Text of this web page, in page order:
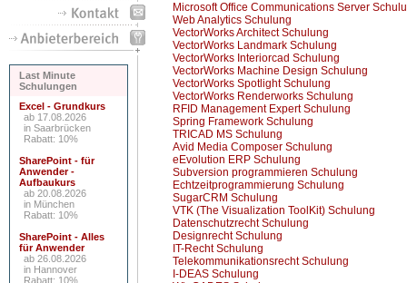
Last Minute
Schulungen
Excel - Grundkurs
ab 17.08.2026
in Saarbrücken
Rabatt: 10%
SharePoint - für
Anwender -
Aufbaukurs
ab 20.08.2026
in München
Rabatt: 10%
SharePoint - Alles
für Anwender
ab 26.08.2026
in Hannover
Rabatt: 10%
Microsoft Office Communications Server
Web Analytics Schulung
VectorWorks Architect Schulung
VectorWorks Landmark Schulung
VectorWorks Interiorcad Schulung
VectorWorks Machine Design Schulung
VectorWorks Spotlight Schulung
VectorWorks Renderworks Schulung
RFID Management Expert Schulung
Spring Framework Schulung
TRICAD MS Schulung
Avid Media Composer Schulung
eEvolution ERP Schulung
Subversion programmieren Schulung
Echtzeitprogrammierung Schulung
SugarCRM Schulung
VTK (The Visualization ToolKit) Schulung
Datenschutzrecht Schulung
Designrecht Schulung
IT-Recht Schulung
Telekommunikationsrecht Schulung
I-DEAS Schulung